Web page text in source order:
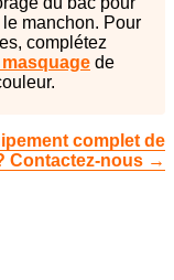
manchon. Pour
complétez
de
complet de
Contactez-nous →